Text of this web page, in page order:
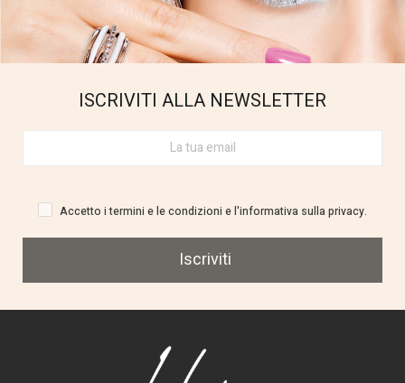
ISCRIVITI ALLA NEWSLETTER
Iscriviti
Accetto i termini e le condizioni e l'informativa sulla privacy.